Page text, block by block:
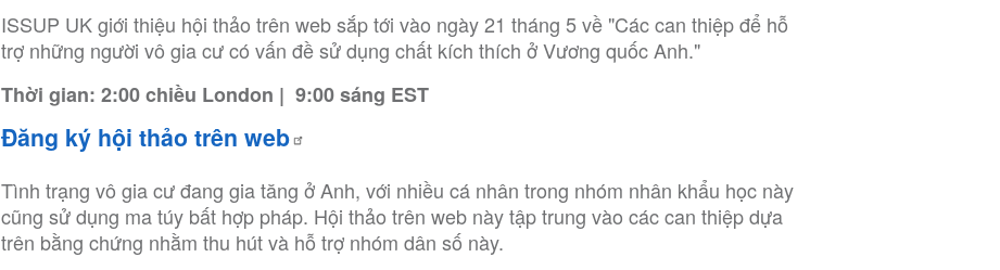
ISSUP UK giới thiệu hội thảo trên web sắp tới vào ngày 21 tháng 5 về "Các can thiệp để hỗ
trợ những người vô gia cư có vấn đề sử dụng chất kích thích ở Vương quốc Anh."
Thời gian: 2:00 chiều London | 9:00 sáng EST
Đăng ký hội thảo trên web
Tình trạng vô gia cư đang gia tăng ở Anh, với nhiều cá nhân trong nhóm nhân khẩu học này
cũng sử dụng ma túy bất hợp pháp. Hội thảo trên web này tập trung vào các can thiệp dựa
trên bằng chứng nhằm thu hút và hỗ trợ nhóm dân số này.